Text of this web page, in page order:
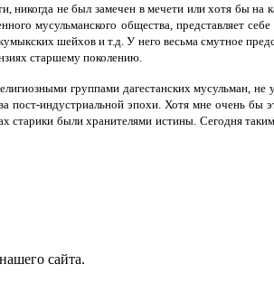
никогда не был замечен в мечети или хотя бы
мусульманского общества, представляет
шейхов и т.д. У него весьма смутное
старшему поколению.
группами дагестанских мусульман,
индустриальной эпохи. Хотя мне очень бы
были хранителями истины. Сегодня
сайта.